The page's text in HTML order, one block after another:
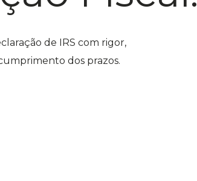
de IRS com rigor,
dos prazos.